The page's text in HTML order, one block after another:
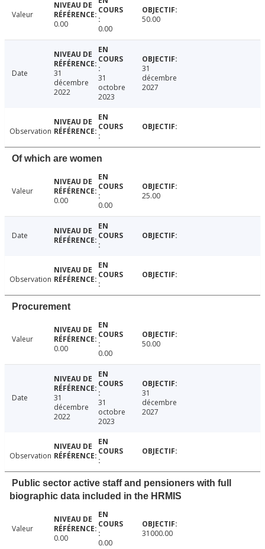
Valeur
0.00
0.00
50.00
Date
31
décembre
2022
31
octobre
2023
31
décembre
2027
Observation
Of which are women
Valeur
0.00
0.00
25.00
Date
Observation
Procurement
Valeur
0.00
0.00
50.00
Date
31
décembre
2022
31
octobre
2023
31
décembre
2027
Observation
Public sector active staff and pensioners with full
biographic data included in the HRMIS
Valeur
0.00
0.00
31000.00